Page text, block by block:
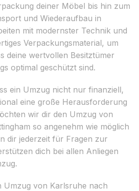
deiner Möbel bis hin zum
und Wiederaufbau in
mit modernster Technik und
Verpackungsmaterial, um
deine wertvollen Besitztümer
optimal geschützt sind.
ein Umzug nicht nur finanziell,
eine große Herausforderung
wir dir den Umzug von
so angenehm wie möglich
dir jederzeit für Fragen zur
dich bei allen Anliegen
Umzug von Karlsruhe nach